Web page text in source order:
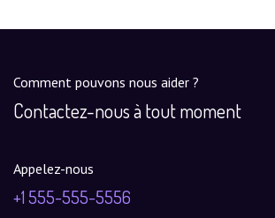
Comment pouvons nous aider ?
Contactez-nous à tout moment
Appelez-nous
+1 555-555-5556